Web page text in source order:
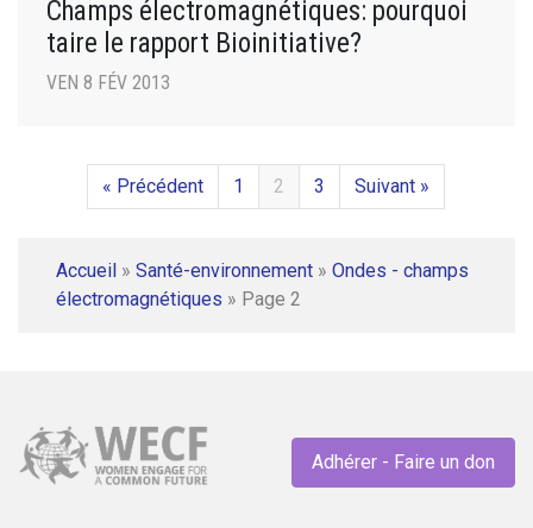
Champs électromagnétiques: pourquoi
taire le rapport Bioinitiative?
VEN 8 FÉV 2013
« Précédent 1 2 3 Suivant »
Accueil » Santé-environnement » Ondes - champs
électromagnétiques » Page 2
Adhérer - Faire un don